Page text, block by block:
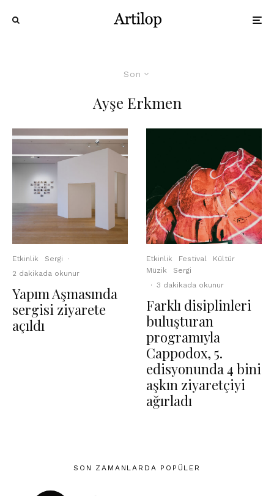
Son
Ayşe Erkmen
Etkinlik Sergi
·
2 dakikada okunur
Yapım Aşmasında
sergisi ziyarete
açıldı
Etkinlik Festival
Kültür
Müzik
Sergi
· 3 dakikada okunur
Farklı disiplinleri
buluşturan
programıyla
Cappodox, 5.
edisyonunda 4 bini
aşkın ziyaretçiyi
ağırladı
SON ZAMANLARDA POPÜLER